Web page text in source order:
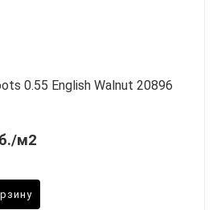
0.55 English Walnut 20896
м2